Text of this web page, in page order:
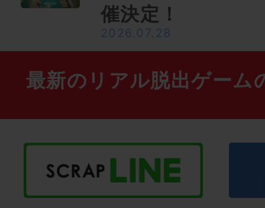
催決定！
2026.07.28
最新のリアル脱出ゲーム